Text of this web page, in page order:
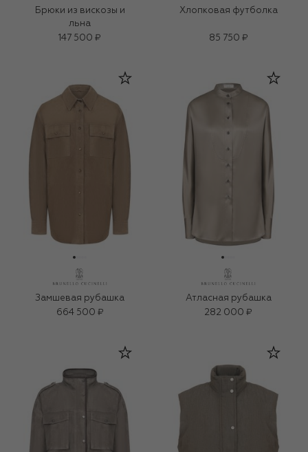
Брюки из вискозы и
льна
147 500 ₽
Хлопковая футболка
85 750 ₽
Замшевая рубашка
664 500 ₽
Атласная рубашка
282 000 ₽